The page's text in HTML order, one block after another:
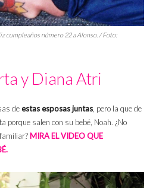
cumpleaños número 22 a Alonso. / Foto:
y Diana Atri
deestas esposas juntas, pero la que de
porque salen con su bebé, Noah. ¿No
MIRA EL VIDEO QUE